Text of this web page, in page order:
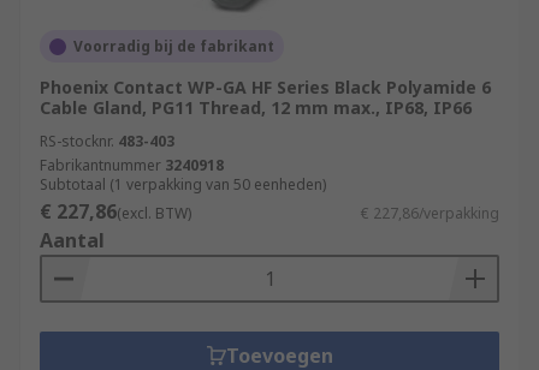
Voorradig bij de fabrikant
Phoenix Contact WP-GA HF Series Black Polyamide 6
Cable Gland, PG11 Thread, 12 mm max., IP68, IP66
RS-stocknr. 483-403
Fabrikantnummer 3240918
Subtotaal (1 verpakking van 50 eenheden)
€ 227,86(excl. BTW) € 227,86/verpakking
Aantal
Toevoegen